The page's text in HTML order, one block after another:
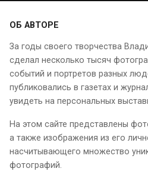
ОБ АВТОРЕ
За годы своего творчества
сделал несколько тысяч
событий и портретов разных
публиковались в газетах и
увидеть на персональных
На этом сайте представлены
а также изображения из его
насчитывающего множество
фотографий.